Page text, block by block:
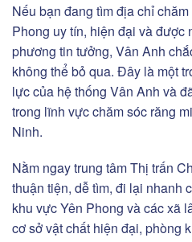
Nếu bạn đang tìm địa chỉ
Phong uy tín, hiện đại và được
phương tin tưởng, Vân Anh
không thể bỏ qua. Đây là một
lực của hệ thống Vân Anh và
trong lĩnh vực chăm sóc răng
Ninh.
Nằm ngay trung tâm Thị trấn
thuận tiện, dễ tìm, đi lại nhanh
khu vực Yên Phong và các xã
cơ sở vật chất hiện đại, phòng